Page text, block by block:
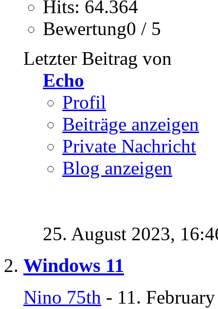
Hits: 64.364
Bewertung0 / 5
Letzter Beitrag von
Echo
Profil
Beiträge anzeigen
Private Nachricht
Blog anzeigen
25. August 2023,
Windows 11
Nino 75th - 11.